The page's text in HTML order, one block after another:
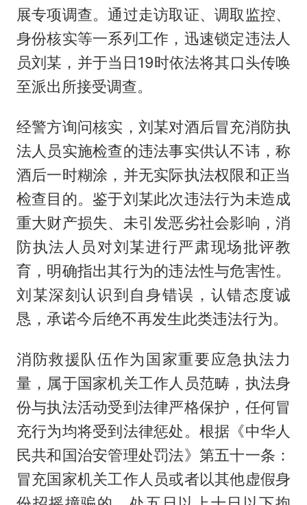
展专项调查。通过走访取证、调取监控、
身份核实等一系列工作，迅速锁定违法人
员刘某，并于当日19时依法将其口头传唤
至派出所接受调查。
经警方询问核实，刘某对酒后冒充消防执
法人员实施检查的违法事实供认不讳，称
酒后一时糊涂，并无实际执法权限和正当
检查目的。鉴于刘某此次违法行为未造成
重大财产损失、未引发恶劣社会影响，消
防执法人员对刘某进行严肃现场批评教
育，明确指出其行为的违法性与危害性。
刘某深刻认识到自身错误，认错态度诚
恳，承诺今后绝不再发生此类违法行为。
消防救援队伍作为国家重要应急执法力
量，属于国家机关工作人员范畴，执法身
份与执法活动受到法律严格保护，任何冒
充行为均将受到法律惩处。根据《中华人
民共和国治安管理处罚法》第五十一条：
冒充国家机关工作人员或者以其他虚假身